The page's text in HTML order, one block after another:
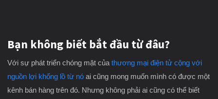
Bạn không biết bắt đầu từ đâu?
Với sự phát triển chóng mặt củathương mại điện tử cộng với
nguồn lợi khổng lồ từ nó ai cũng mong muốn mình có được một
kênh bán hàng trên đó. Nhưng không phải ai cũng có thể biết